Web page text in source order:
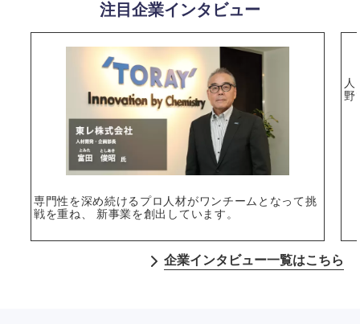
注目企業インタビュー
専門性を深め続けるプロ人材がワンチームとなって挑
戦を重ね、 新事業を創出しています。
人
野
企業インタビュー一覧はこちら